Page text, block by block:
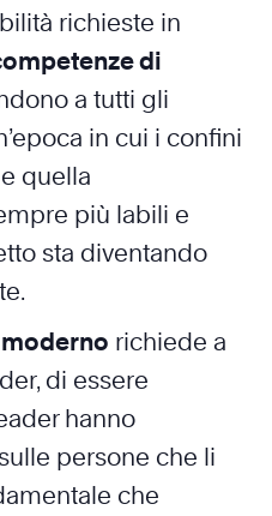
richieste in
di
a tutti gli
in cui i confini
quella
più labili e
sta diventando
richiede a
di essere
hanno
persone che li
che